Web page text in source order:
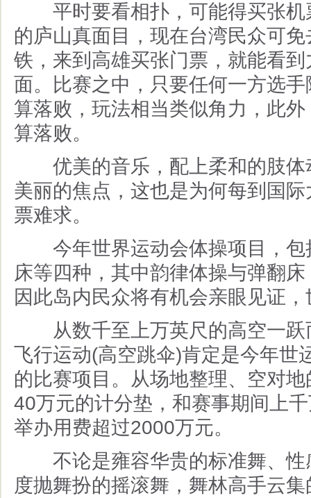
平时要看相扑，可能得买张机
的庐山真面目，现在台湾民众可
铁，来到高雄买张门票，就能看
面。比赛之中，只要任何一方选
算落败，玩法相当类似角力，此
算落败。
优美的音乐，配上柔和的肢体
美丽的焦点，这也是为何每到国
票难求。
今年世界运动会体操项目，包
床等四种，其中韵律体操与弹翻
因此岛内民众将有机会亲眼见证
从数千至上万英尺的高空一跃
飞行运动(高空跳伞)肯定是今年世
的比赛项目。从场地整理、空对
40万元的计分垫，和赛事期间上
举办用费超过2000万元。
不论是雍容华贵的标准舞、性
度抛舞扮的摇滚舞，舞林高手云